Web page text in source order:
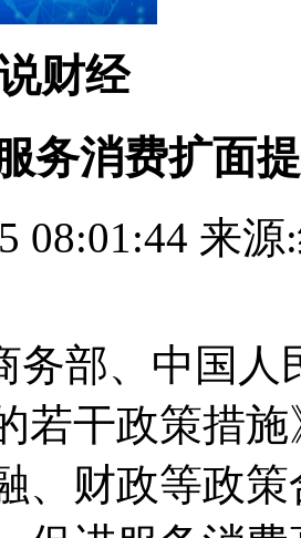
财经
务消费扩面
08:01:44 来源
务部、中国人
若干政策措
、财政等政